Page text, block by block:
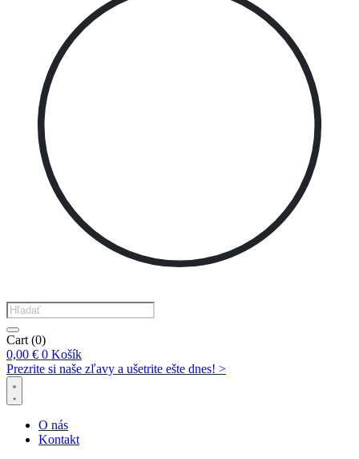
Products
search
Cart (0)
0,00 € 0 Košík
Prezrite si naše zľavy a ušetrite ešte dnes! >​
O nás
Kontakt